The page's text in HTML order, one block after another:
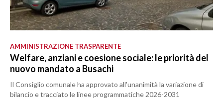
AMMINISTRAZIONE TRASPARENTE
Welfare, anziani e coesione sociale: le priorità del
nuovo mandato a Busachi
Il Consiglio comunale ha approvato all'unanimità la variazione di
bilancio e tracciato le linee programmatiche 2026-2031